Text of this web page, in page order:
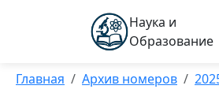
Наука и
Образование
Главная Архив номеров